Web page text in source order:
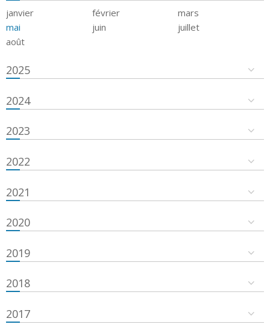
janvier février
mars
mai
juin
juillet
août
2025
2024
2023
2022
2021
2020
2019
2018
2017